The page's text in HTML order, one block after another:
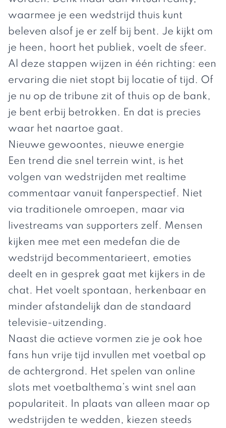
waarmee je een wedstrijd thuis kunt
beleven alsof je er zelf bij bent. Je kijkt om
je heen, hoort het publiek, voelt de sfeer.
Al deze stappen wijzen in één richting: een
ervaring die niet stopt bij locatie of tijd. Of
je nu op de tribune zit of thuis op de bank,
je bent erbij betrokken. En dat is precies
waar het naartoe gaat.
Nieuwe gewoontes, nieuwe energie
Een trend die snel terrein wint, is het
volgen van wedstrijden met realtime
commentaar vanuit fanperspectief. Niet
via traditionele omroepen, maar via
livestreams van supporters zelf. Mensen
kijken mee met een medefan die de
wedstrijd becommentarieert, emoties
deelt en in gesprek gaat met kijkers in de
chat. Het voelt spontaan, herkenbaar en
minder afstandelijk dan de standaard
televisie-uitzending.
Naast die actieve vormen zie je ook hoe
fans hun vrije tijd invullen met voetbal op
de achtergrond. Het spelen van online
slots met voetbalthema’s wint snel aan
populariteit. In plaats van alleen maar op
wedstrijden te wedden, kiezen steeds